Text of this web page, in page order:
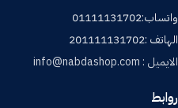
واتساب:01111131702
الهاتف :201111131702
الايميل : info@nabdashop.com
روابط